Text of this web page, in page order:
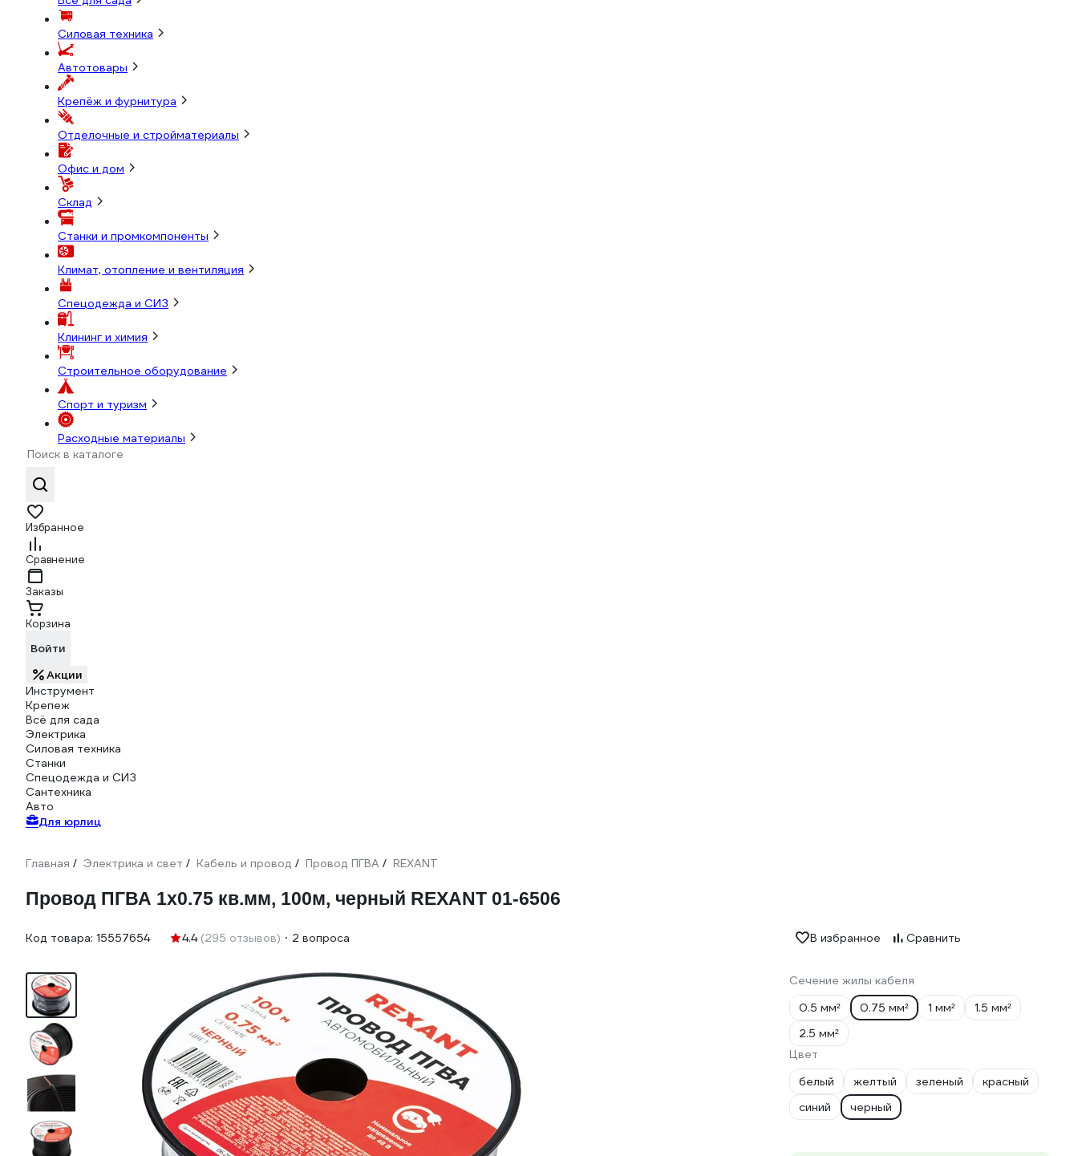
Силовая техника
Автотовары
Крепёж и фурнитура
Отделочные и стройматериалы
Офис и дом
Склад
Станки и промкомпоненты
Климат, отопление и вентиляция
Спецодежда и СИЗ
Клининг и химия
Строительное оборудование
Спорт и туризм
Расходные материалы
Избранное
Сравнение
Заказы
Корзина
Войти
Акции
Инструмент
Крепеж
Всё для сада
Электрика
Силовая техника
Станки
Спецодежда и СИЗ
Сантехника
Авто
Для юрлиц
Главная / Электрика и свет / Кабель и провод / Провод ПГВА / REXANT
Провод ПГВА 1х0.75 кв.мм, 100м, черный REXANT 01-6506
Код товара: 15557654 4.4 (295 отзывов) 2 вопроса В избранное Сравнить
Сечение жилы кабеля
0.5 мм²
0.75 мм² 1 мм²
1.5 мм²
2.5 мм²
Цвет
белый
желтый зеленый
красный
синий
черный